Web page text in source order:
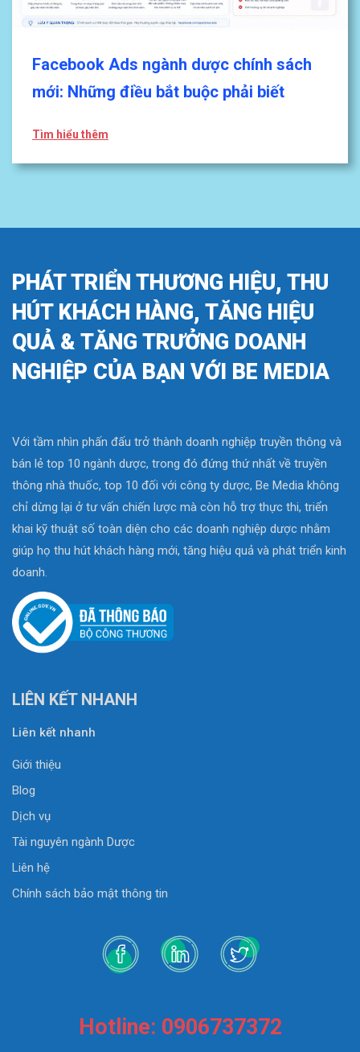
Facebook Ads ngành dược chính sách
mới: Những điều bắt buộc phải biết
Tìm hiểu thêm
PHÁT TRIỂN THƯƠNG HIỆU, THU
HÚT KHÁCH HÀNG, TĂNG HIỆU
QUẢ & TĂNG TRƯỞNG DOANH
NGHIỆP CỦA BẠN VỚI BE MEDIA
Với tầm nhìn phấn đấu trở thành doanh nghiệp truyền thông và
bán lẻ top 10 ngành dược, trong đó đứng thứ nhất về truyền
thông nhà thuốc, top 10 đối với công ty dược, Be Media không
chỉ dừng lại ở tư vấn chiến lược mà còn hỗ trợ thực thi, triển
khai kỹ thuật số toàn diện cho các doanh nghiệp dược nhằm
giúp họ thu hút khách hàng mới, tăng hiệu quả và phát triển kinh
doanh.
LIÊN KẾT NHANH
Liên kết nhanh
Giới thiệu
Blog
Dịch vụ
Tài nguyên ngành Dược
Liên hệ
Chính sách bảo mật thông tin
Hotline: 0906737372